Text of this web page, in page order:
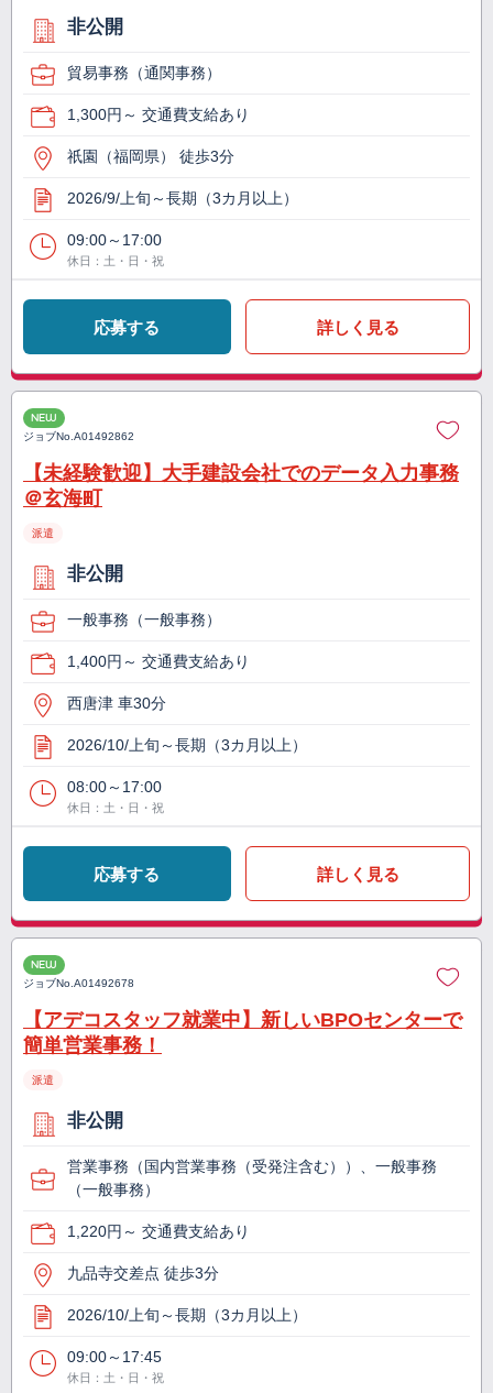
非公開
貿易事務（通関事務）
1,300円～ 交通費支給あり
祇園（福岡県） 徒歩3分
2026/9/上旬～長期（3カ月以上）
09:00～17:00
休日：土・日・祝
応募する 詳しく見る
NEW
ジョブNo.A01492862
【未経験歓迎】大手建設会社でのデータ入力事務
＠玄海町
派遣
非公開
一般事務（一般事務）
1,400円～ 交通費支給あり
西唐津 車30分
2026/10/上旬～長期（3カ月以上）
08:00～17:00
休日：土・日・祝
応募する 詳しく見る
NEW
ジョブNo.A01492678
【アデコスタッフ就業中】新しいBPOセンターで
簡単営業事務！
派遣
非公開
営業事務（国内営業事務（受発注含む））、一般事務
（一般事務）
1,220円～ 交通費支給あり
九品寺交差点 徒歩3分
2026/10/上旬～長期（3カ月以上）
09:00～17:45
休日：土・日・祝